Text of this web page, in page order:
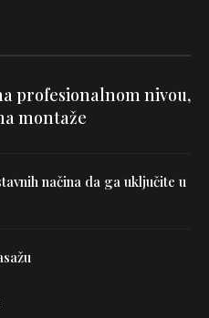
profesionalnom nivou,
montaže
načina da ga uključite u